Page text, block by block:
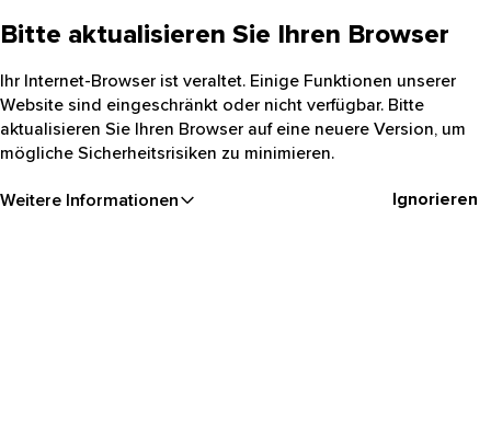
Bitte aktualisieren Sie Ihren Browser
Ihr Internet-Browser ist veraltet. Einige Funktionen unserer
Website sind eingeschränkt oder nicht verfügbar. Bitte
aktualisieren Sie Ihren Browser auf eine neuere Version, um
mögliche Sicherheitsrisiken zu minimieren.
Weitere Informationen Ignorieren